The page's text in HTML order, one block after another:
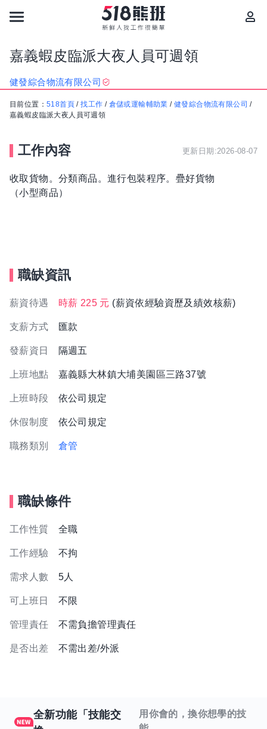
嘉義蝦皮臨派大夜人員可週領
健發綜合物流有限公司
目前位置： 518首頁 /找工作 / 倉儲或運輸輔助業 /健發綜合物流有限公司 /
嘉義蝦皮臨派大夜人員可週領
工作內容 更新日期:2026-08-07
收取貨物。分類商品。進行包裝程序。疊好貨物
（小型商品）
職缺資訊
薪資待遇 時薪 225 元 (薪資依經驗資歷及績效核薪)
支薪方式 匯款
發薪資日 隔週五
上班地點 嘉義縣大林鎮大埔美園區三路37號
上班時段 依公司規定
休假制度 依公司規定
職務類別 倉管
職缺條件
工作性質 全職
工作經驗 不拘
需求人數 5人
可上班日 不限
管理責任 不需負擔管理責任
是否出差 不需出差/外派
全新功能「技能交
用你會的，換你想學的技